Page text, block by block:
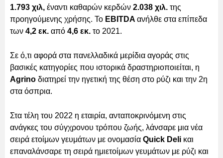
1.793 χιλ, έναντι καθαρών κερδών 2.038 χιλ. της
προηγούμενης χρήσης. Το EBITDA ανήλθε στα επίπεδα
των 4,2 εκ. από 4,6 εκ. το 2021.
Σε ό,τι αφορά στα πανελλαδικά μερίδια αγοράς στις
βασικές κατηγορίες που ιστορικά δραστηριοποιείται, η
Αgrino διατηρεί την ηγετική της θέση στο ρύζι και την 2η
στα όσπρια.
Στα τέλη του 2022 η εταιρία, ανταποκρινόμενη στις
ανάγκες του σύγχρονου τρόπου ζωής, λάνσαρε μια νέα
σειρά ετοίμων γευμάτων με ονομασία Quick Deli και
επαναλάνσαρε τη σειρά ημιετοίμων γευμάτων με ρύζι και